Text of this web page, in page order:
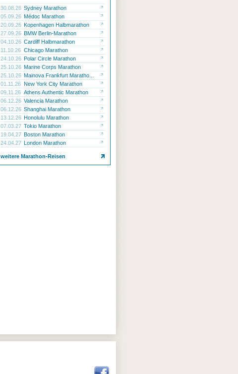
30.08.26 Sydney Marathon
05.09.26 Médoc Marathon
20.09.26 Kopenhagen Halbmarathon
27.09.26 BMW Berlin-Marathon
04.10.26 Cardiff Halbmarathon
11.10.26 Chicago Marathon
24.10.26 Polar Circle Marathon
25.10.26 Marine Corps Marathon
25.10.26 Mainova Frankfurt Maratho...
01.11.26 New York City Marathon
09.11.26 Athens Authentic Marathon
06.12.26 Valencia Marathon
06.12.26 Shanghai Marathon
13.12.26 Honolulu Marathon
07.03.27 Tokio Marathon
19.04.27 Boston Marathon
24.04.27 London Marathon
weitere Marathon-Reisen